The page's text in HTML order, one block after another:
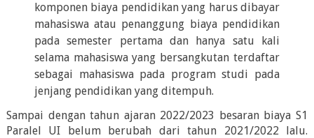
komponen biaya pendidikan yang harus dibayar
mahasiswa atau penanggung biaya pendidikan
pada semester pertama dan hanya satu kali
selama mahasiswa yang bersangkutan terdaftar
sebagai mahasiswa pada program studi pada
jenjang pendidikan yang ditempuh.
Sampai dengan tahun ajaran 2022/2023 besaran biaya S1
Paralel UI belum berubah dari tahun 2021/2022 lalu.